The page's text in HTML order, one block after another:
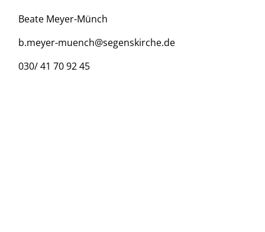
Beate Meyer-Münch
b.meyer-muench@segenskirche.de
030/ 41 70 92 45